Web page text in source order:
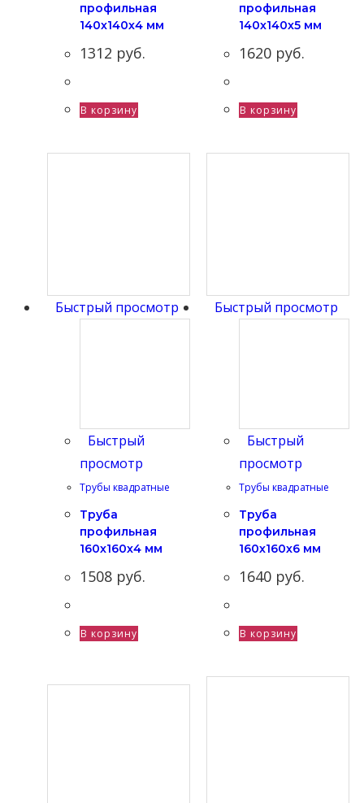
профильная
140х140х4 мм
1312 руб.
В корзину
профильная
140х140х5 мм
1620 руб.
В корзину
Быстрый просмотр
Быстрый
просмотр
Трубы квадратные
Труба
профильная
160х160х4 мм
1508 руб.
В корзину
Быстрый просмотр
Быстрый
просмотр
Трубы квадратные
Труба
профильная
160х160х6 мм
1640 руб.
В корзину